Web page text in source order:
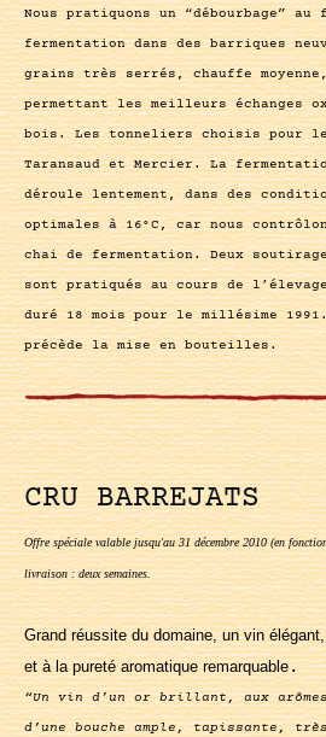
Nous pratiquons un “débourbage”
fermentation dans des barriques
grains très serrés, chauffe
permettant les meilleurs échanges
bois. Les tonneliers choisis pour
Taransaud et Mercier. La
déroule lentement, dans des
optimales à 16°C, car nous
chai de fermentation. Deux
sont pratiqués au cours de
duré 18 mois pour le millésime
précède la mise en bouteilles.
CRU BARREJATS
Offre spéciale valable jusqu'au 31 décembre 2010 (en
livraison : deux semaines.
Grand réussite du domaine, un vin
et à la pureté aromatique remarquable.
“Un vin d’un or brillant, aux
d’une bouche ample, tapissante,